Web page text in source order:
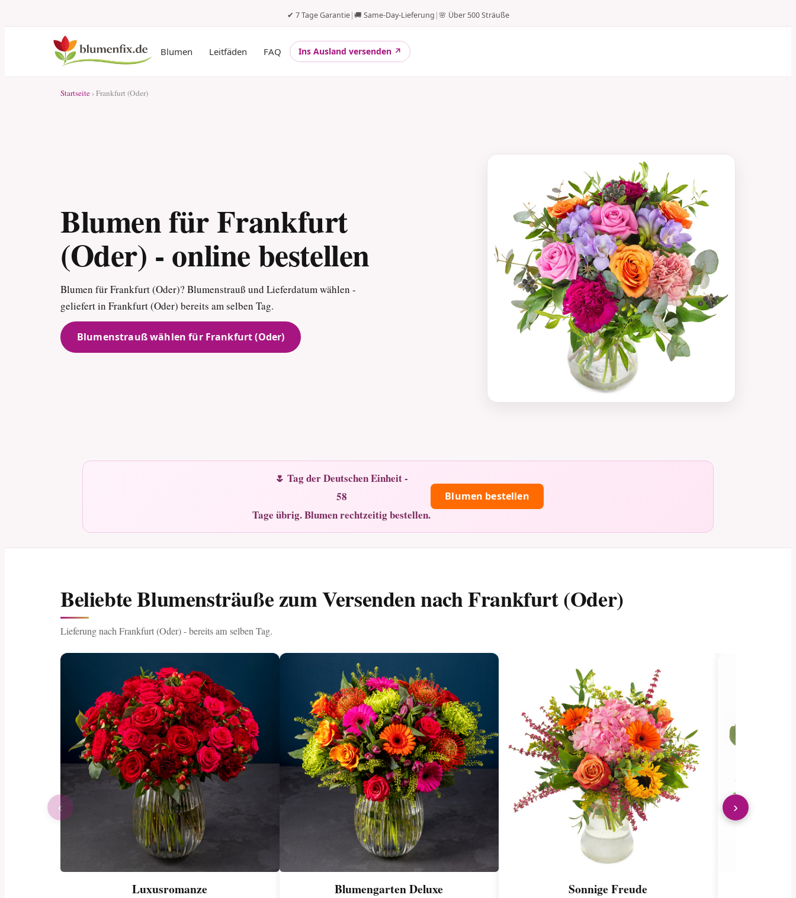
✔ 7 Tage Garantie|🚚 Same-Day-Lieferung |🌸 Über 500 Sträuße
Blumen Leitfäden FAQ Ins Ausland versenden ↗
Startseite › Frankfurt (Oder)
Blumen für Frankfurt
(Oder) - online bestellen
Blumen für Frankfurt (Oder)? Blumenstrauß und Lieferdatum wählen -
geliefert in Frankfurt (Oder) bereits am selben Tag.
Blumenstrauß wählen für Frankfurt (Oder)
🌷 Tag der Deutschen Einheit -
58
Tage übrig. Blumen rechtzeitig bestellen.
Blumen bestellen
Beliebte Blumensträuße zum Versenden nach Frankfurt (Oder)
Lieferung nach Frankfurt (Oder) - bereits am selben Tag.
Luxusromanze Blumengarten Deluxe Sonnige Freude
‹ ›